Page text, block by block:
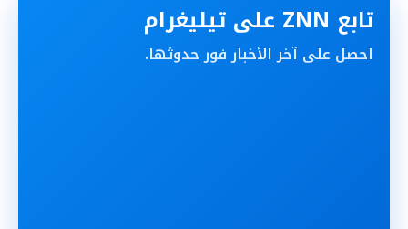
تابع ZNN على تيليغرام
احصل على آخر الأخبار فور حدوثها.